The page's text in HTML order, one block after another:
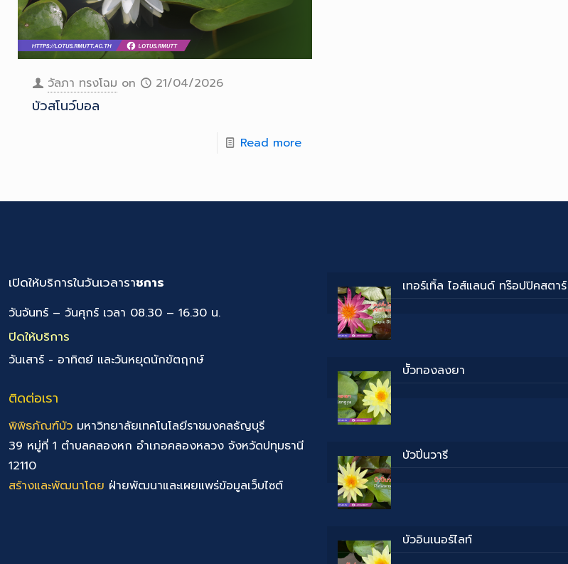
วัลภา ทรงโฉม on 21/04/2026
บัวสโนว์บอล
Read more
เปิดให้บริการในวันเวลาราชการ
วันจันทร์ – วันศุกร์ เวลา 08.30 – 16.30 น.
ปิดให้บริการ
วันเสาร์ - อาทิตย์ และวันหยุดนักขัตฤกษ์
ติดต่อเรา
พิพิธภัณฑ์บัว มหาวิทยาลัยเทคโนโลยีราชมงคลธัญบุรี
39 หมู่ที่ 1 ตำบลคลองหก อำเภอคลองหลวง จังหวัดปทุมธานี
12110
สร้างและพัฒนาโดย ฝ่ายพัฒนาและเผยแพร่ข้อมูลเว็บไซต์
เทอร์เทิ้ล ไอส์แลนด์ ทร๊อปปิคสตาร์
บััวทองลงยา
บัวปิ่นวารี
บัวอินเนอร์ไลท์